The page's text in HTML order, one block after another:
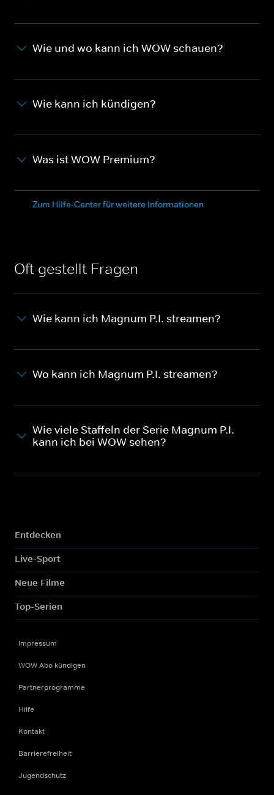
Wie und wo kann ich WOW schauen?
Wie kann ich kündigen?
Was ist WOW Premium?
Zum Hilfe-Center für weitere Informationen
Oft gestellt Fragen
Wie kann ich Magnum P.I. streamen?
Wo kann ich Magnum P.I. streamen?
Wie viele Staffeln der Serie Magnum P.I.
kann ich bei WOW sehen?
Entdecken
Live-Sport
Neue Filme
Top-Serien
Impressum
WOW Abo kündigen
Partnerprogramme
Hilfe
Kontakt
Barrierefreiheit
Jugendschutz